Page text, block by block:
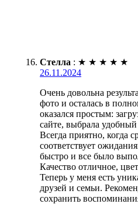
Стелла : ★ ★ ★ ★ ★
26.11.2024
Очень довольна
фото и осталась в
оказался простым:
сайте, выбрала
Всегда приятно, когда
соответствует
быстро и все было
Качество отличное,
Теперь у меня есть
друзей и семьи.
сохранить